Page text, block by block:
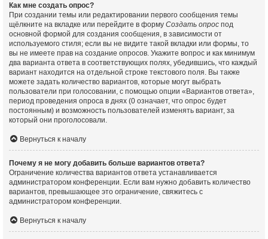
Как мне создать опрос?
При создании темы или редактировании первого сообщения темы
щёлкните на вкладке или перейдите в форму Создать опрос под
основной формой для создания сообщения, в зависимости от
используемого стиля; если вы не видите такой вкладки или формы, то
вы не имеете прав на создание опросов. Укажите вопрос и как минимум
два варианта ответа в соответствующих полях, убедившись, что каждый
вариант находится на отдельной строке текстового поля. Вы также
можете задать количество вариантов, которые могут выбрать
пользователи при голосовании, с помощью опции «Вариантов ответа»,
период проведения опроса в днях (0 означает, что опрос будет
постоянным) и возможность пользователей изменять вариант, за
который они проголосовали.
Вернуться к началу
Почему я не могу добавить больше вариантов ответа?
Ограничение количества вариантов ответа устанавливается
администратором конференции. Если вам нужно добавить количество
вариантов, превышающее это ограничение, свяжитесь с
администратором конференции.
Вернуться к началу